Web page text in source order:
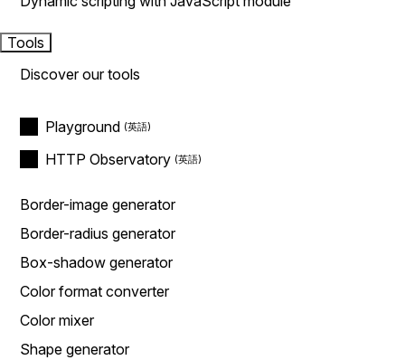
Tools
Discover our tools
Playground
HTTP Observatory
Border-image generator
Border-radius generator
Box-shadow generator
Color format converter
Color mixer
Shape generator